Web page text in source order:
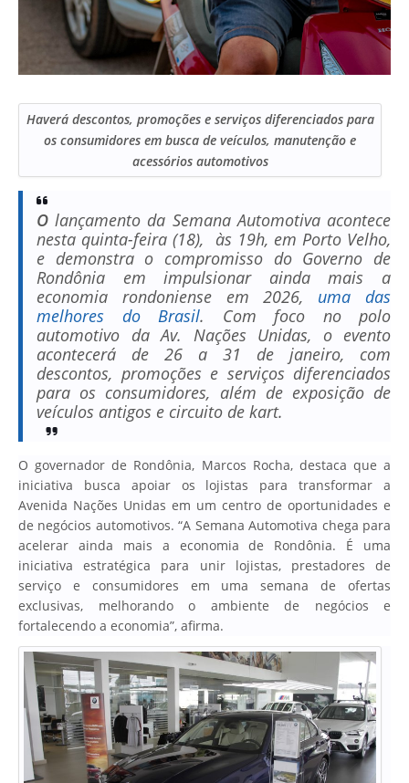
Haverá descontos, promoções e serviços diferenciados para
os consumidores em busca de veículos, manutenção e
acessórios automotivos
O lançamento da Semana Automotiva acontece
nesta quinta-feira (18), às 19h, em Porto Velho,
e demonstra o compromisso do Governo de
Rondônia em impulsionar ainda mais a
economia rondoniense em 2026, uma das
melhores do Brasil. Com foco no polo
automotivo da Av. Nações Unidas, o evento
acontecerá de 26 a 31 de janeiro, com
descontos, promoções e serviços diferenciados
para os consumidores, além de exposição de
veículos antigos e circuito de kart.
O governador de Rondônia, Marcos Rocha, destaca que a
iniciativa busca apoiar os lojistas para transformar a
Avenida Nações Unidas em um centro de oportunidades e
de negócios automotivos. “A Semana Automotiva chega para
acelerar ainda mais a economia de Rondônia. É uma
iniciativa estratégica para unir lojistas, prestadores de
serviço e consumidores em uma semana de ofertas
exclusivas, melhorando o ambiente de negócios e
fortalecendo a economia”, afirma.